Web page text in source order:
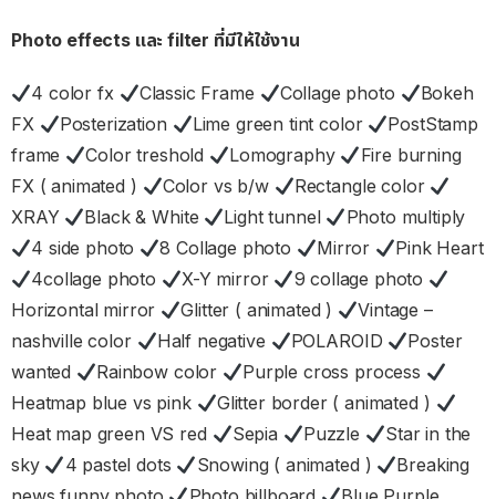
Photo effects และ filter ที่มีให้ใช้งาน
4 color fx Classic Frame Collage photo
Bokeh
FX
Posterization Lime green tint color
PostStamp
frame
Color treshold Lomography
Fire burning
FX ( animated )
Color vs b/w
Rectangle color
XRAY
Black & White Light tunnel
Photo multiply
4 side photo
8 Collage photo Mirror
Pink Heart
4collage photo
X-Y mirror
9 collage photo
Horizontal mirror
Glitter ( animated )
Vintage –
nashville color
Half negative POLAROID
Poster
wanted
Rainbow color
Purple cross process
Heatmap blue vs pink
Glitter border ( animated )
Heat map green VS red
Sepia Puzzle
Star in the
sky
4 pastel dots Snowing ( animated )
Breaking